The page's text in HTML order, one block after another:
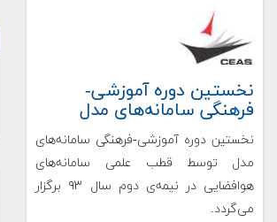
نخستین دوره آموزشی-
فرهنگی سامانه‌های مدل
نخستین دوره آموزشی-فرهنگی سامانه‌های
مدل توسط قطب علمی سامانه‌های
هوافضایی در نیمه‌ی دوم سال ۹۳ برگزار
می‌گردد.